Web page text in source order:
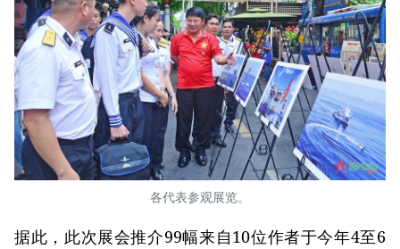
各代表参观展览。
据此，此次展会推介99幅来自10位作者于今年4至6